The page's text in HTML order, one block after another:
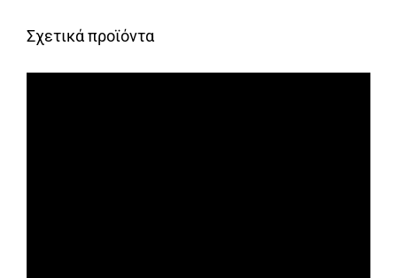
Σχετικά προϊόντα